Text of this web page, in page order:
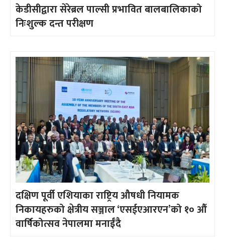
केडीसीद्वारा सेरेब्रल पाल्सी प्रभावित बालबालिकाको
निःशुल्क दन्त परीक्षण
दक्षिण पूर्वी एशियाका राष्ट्रिय औषधी नियामक
निकायहरुको क्षेत्रीय सञ्जाल ‘एसईएआरएन’को १० औँ
वार्षिकोत्सव नेपालमा मनाईँदै